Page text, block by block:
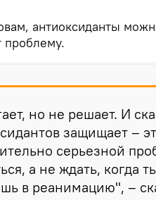
антиоксиданты
проблему.
но не решает. И
защищает –
серьезной
а не ждать, когда
в реанимацию", –